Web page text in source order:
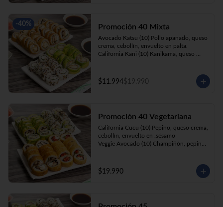
-40% Promoción 40 Mixta
Avocado Katsu (10) Pollo apanado, queso
crema, cebollín, envuelto en palta.
California Kani (10) Kanikama, queso
crema, cebollín, apanado en panko.
Champi Roll (10) Champiñón, queso
$11.994$19.990
Promoción 40 Vegetariana
California Cucu (10) Pepino, queso crema,
cebollín, envuelto en .sésamo
Veggie Avocado (10) Champiñón, pepino,
crema envuelto en panko.
Champi Roll(10) Champiñón, queso
$19.990